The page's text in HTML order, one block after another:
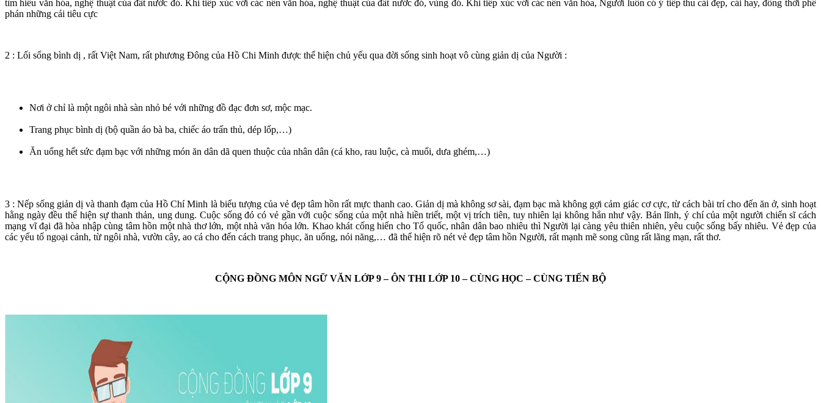
tìm hiểu văn hóa, nghệ thuật của đất nước đó. Khi tiếp xúc với các nền văn hóa, nghệ thuật của đất nước đó, vùng đó. Khi tiếp xúc với các nền văn hóa, Người luôn có ý tiếp thu cái đẹp, cái hay, đồng thời phê
phán những cái tiêu cực
2 : Lối sống bình dị , rất Việt Nam, rất phương Đông của Hồ Chi Minh được thể hiện chủ yếu qua đời sống sinh hoạt vô cùng giản dị của Người :
Nơi ở chỉ là một ngôi nhà sàn nhỏ bé với những đồ đạc đơn sơ, mộc mạc.
Trang phục bình dị (bộ quần áo bà ba, chiếc áo trấn thủ, dép lốp,…)
Ăn uống hết sức đạm bạc với những món ăn dân dã quen thuộc của nhân dân (cá kho, rau luộc, cà muối, dưa ghém,…)
3 : Nếp sống giản dị và thanh đạm của Hồ Chí Minh là biểu tượng của vẻ đẹp tâm hồn rất mực thanh cao. Giản dị mà không sơ sài, đạm bạc mà không gợi cảm giác cơ cực, từ cách bài trí cho đến ăn ở, sinh hoạt
hằng ngày đều thể hiện sự thanh thản, ung dung. Cuộc sống đó có vẻ gần với cuộc sống của một nhà hiền triết, một vị trích tiên, tuy nhiên lại không hẳn như vậy. Bản lĩnh, ý chí của một người chiến sĩ cách
mạng vĩ đại đã hòa nhập cùng tâm hồn một nhà thơ lớn, một nhà văn hóa lớn. Khao khát cống hiến cho Tổ quốc, nhân dân bao nhiêu thì Người lại càng yêu thiên nhiên, yêu cuộc sống bấy nhiêu. Vẻ đẹp của
các yếu tố ngoại cảnh, từ ngôi nhà, vườn cây, ao cá cho đến cách trang phục, ăn uống, nói năng,… đã thể hiện rõ nét vẻ đẹp tâm hồn Người, rất mạnh mẽ song cũng rất lãng mạn, rất thơ.
CỘNG ĐỒNG MÔN NGỮ VĂN LỚP 9 – ÔN THI LỚP 10 – CÙNG HỌC – CÙNG TIẾN BỘ